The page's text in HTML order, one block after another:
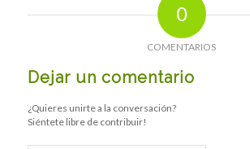
0
COMENTARIOS
Dejar un comentario
¿Quieres unirte a la conversación?
Siéntete libre de contribuir!